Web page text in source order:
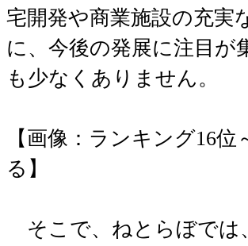
宅開発や商業施設の充実
に、今後の発展に注目が
も少なくありません。
【画像：ランキング16位
る】
そこで、ねとらぼでは